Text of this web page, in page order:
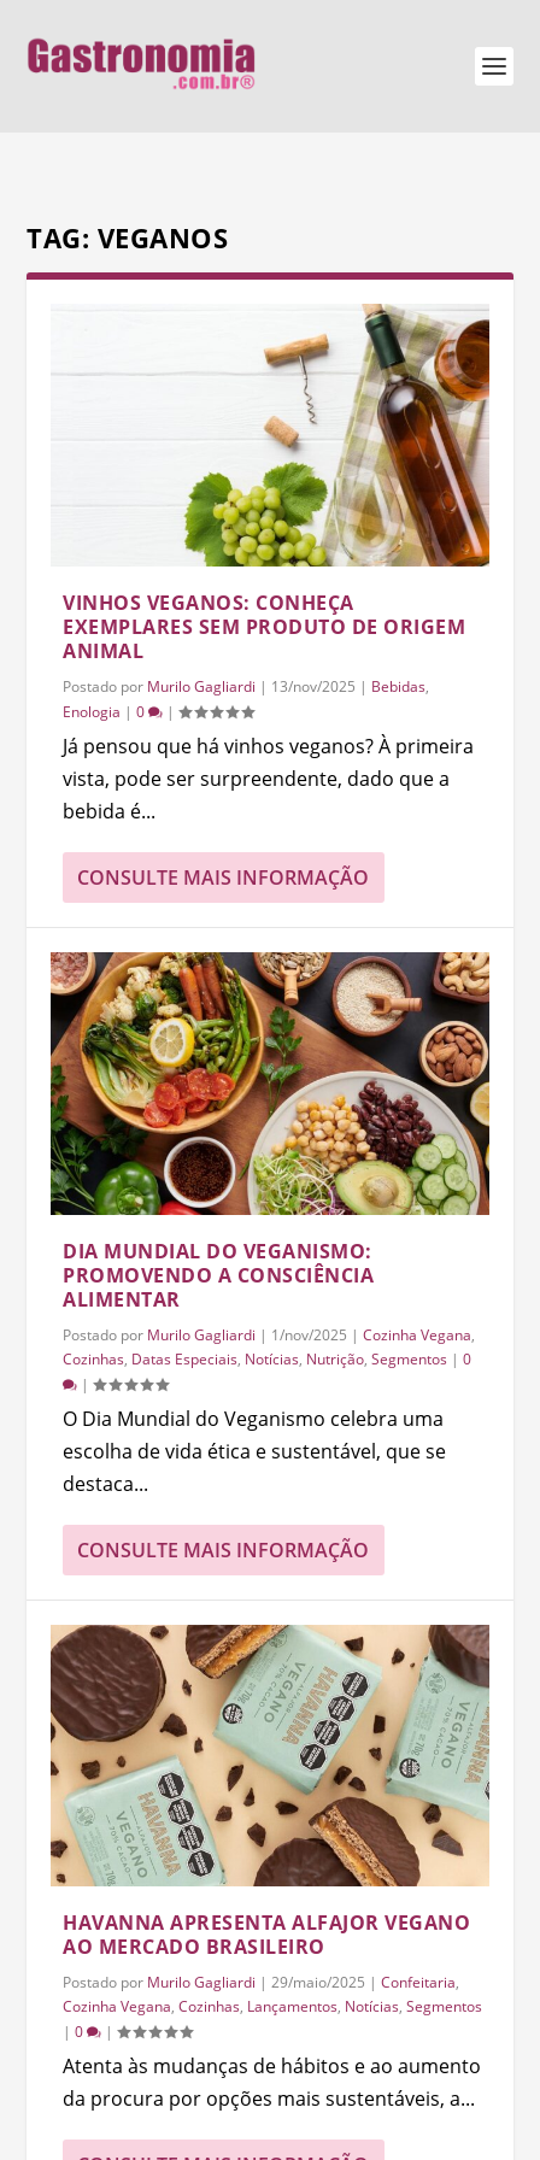
TAG: VEGANOS
VINHOS VEGANOS: CONHEÇA
EXEMPLARES SEM PRODUTO DE ORIGEM
ANIMAL
Postado por Murilo Gagliardi | 13/nov/2025 | Bebidas,
Enologia |0 |
Já pensou que há vinhos veganos? À primeira
vista, pode ser surpreendente, dado que a
bebida é...
CONSULTE MAIS INFORMAÇÃO
DIA MUNDIAL DO VEGANISMO:
PROMOVENDO A CONSCIÊNCIA
ALIMENTAR
Postado por Murilo Gagliardi | 1/nov/2025 |Cozinha Vegana,
Cozinhas, Datas Especiais, Notícias, Nutrição,Segmentos |0
|
O Dia Mundial do Veganismo celebra uma
escolha de vida ética e sustentável, que se
destaca...
CONSULTE MAIS INFORMAÇÃO
HAVANNA APRESENTA ALFAJOR VEGANO
AO MERCADO BRASILEIRO
Postado por Murilo Gagliardi |29/maio/2025 |Confeitaria,
Cozinha Vegana,Cozinhas, Lançamentos, Notícias,Segmentos
|0 |
Atenta às mudanças de hábitos e ao aumento
da procura por opções mais sustentáveis, a...